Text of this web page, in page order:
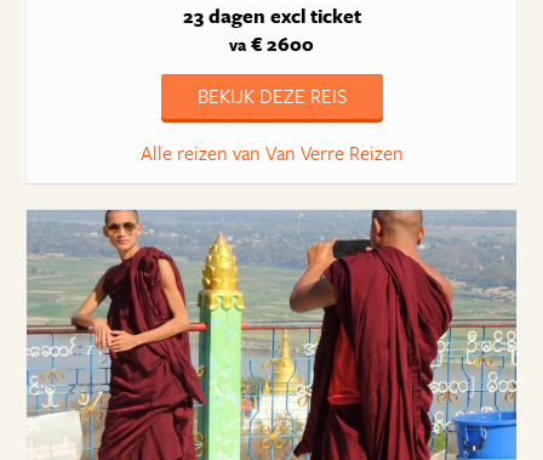
23 dagen excl ticket
va € 2600
BEKIJK DEZE REIS
Alle reizen van Van Verre Reizen